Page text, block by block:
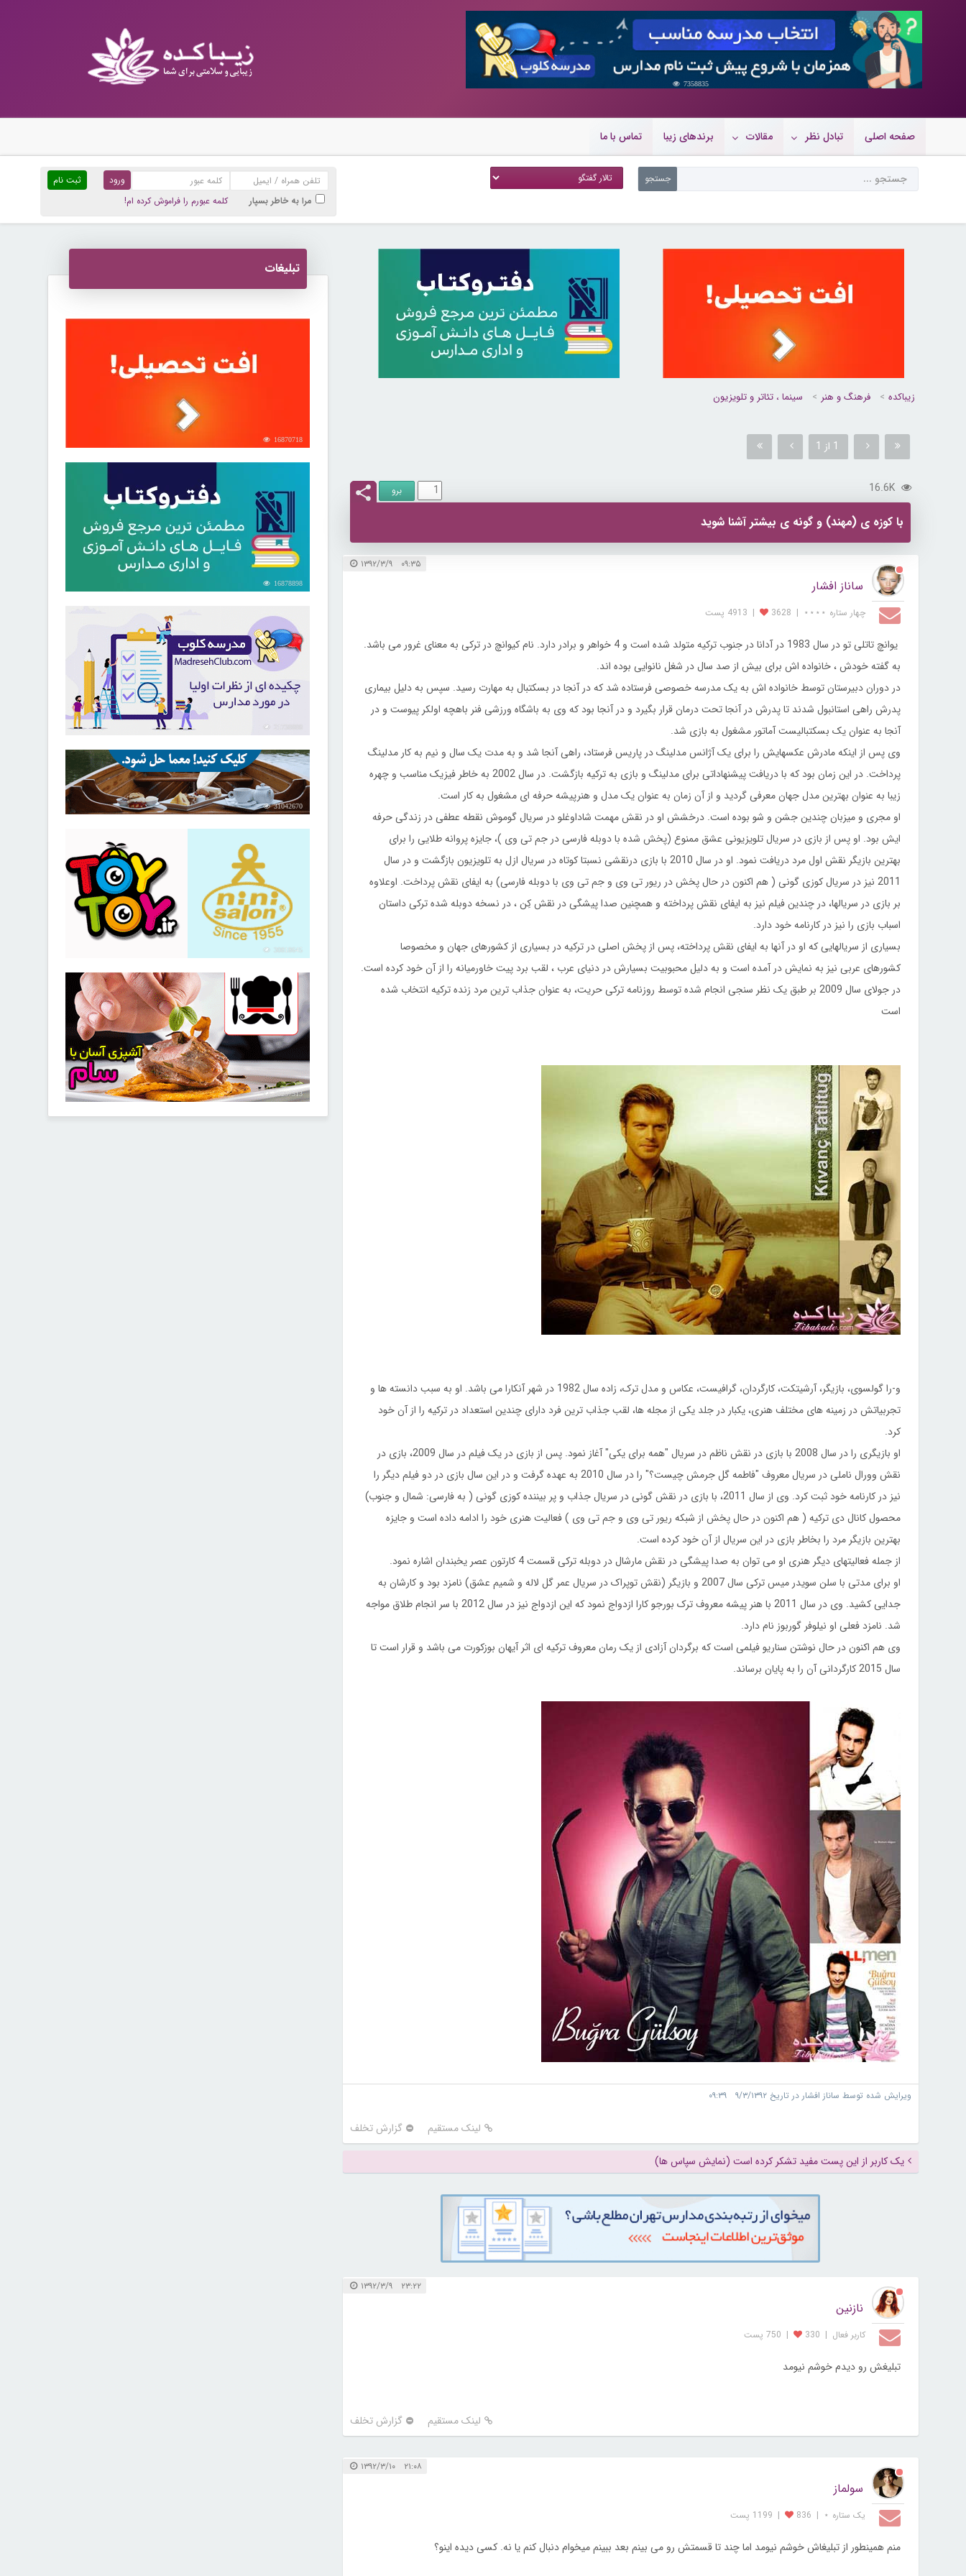
7358835
صفحه اصلی تبادل نظر مقالات برندهای زیبا تماس با ما
ثبت نام
مرا به خاطر بسپار
کلمه عبورم را فراموش کرده ام!
زیباکده فرهنگ و هنر سینما ، تئاتر و تلویزیون
1 از 1
16.6K
با کوزه ی (مهند) و گونه ی بیشتر آشنا شوید
۰۹:۳۵ ۱۳۹۲/۳/۹
ساناز افشار
چهار ستاره ⋆⋆⋆⋆ |
3628
| 4913 پست
یوانچ تاتلی تو در سال 1983 در آدانا در جنوب ترکیه متولد شده است و 4 خواهر و برادر دارد. نام کیوانچ در ترکی به معنای غرور می باشد.
به گفته خودش ، خانواده اش برای بیش از صد سال در شغل نانوایی بوده اند.
در دوران دبیرستان توسط خانواده اش به یک مدرسه خصوصی فرستاده شد که در آنجا در بسکتبال به مهارت رسید. سپس به دلیل بیماری
پدرش راهی استانبول شدند تا پدرش در آنجا تحت درمان قرار بگیرد و در آنجا بود که وی به باشگاه ورزشی فنر باهچه اولکر پیوست و در
آنجا به عنوان یک بسکتبالیست آماتور مشغول به بازی شد.
وی پس از اینکه مادرش عکسهایش را برای یک آژانس مدلینگ در پاریس فرستاد، راهی آنجا شد و به مدت یک سال و نیم به کار مدلینگ
پرداخت. در این زمان بود که با دریافت پیشنهاداتی برای مدلینگ و بازی به ترکیه بازگشت. در سال 2002 به خاطر فیزیک مناسب و چهره
زیبا به عنوان بهترین مدل جهان معرفی گردید و از آن زمان به عنوان یک مدل و هنرپیشه حرفه ای مشغول به کار است.
او مجری و میزبان چندین جشن و شو بوده است. درخشش او در نقش مهمت شاداوغلو در سریال گوموش نقطه عطفی در زندگی حرفه
ایش بود. او پس از بازی در سریال تلویزیونی عشق ممنوع (پخش شده با دوبله فارسی در جم تی وی )، جایزه پروانه طلایی را برای
بهترین بازیگر نقش اول مرد دریافت نمود. او در سال 2010 با بازی درنقشی نسبتا کوتاه در سریال ازل به تلویزیون بازگشت و در سال
2011 نیز در سریال کوزی گونی ( هم اکنون در حال پخش در ریور تی وی و جم تی وی با دوبله فارسی) به ایفای نقش پرداخت. اوعلاوه
بر بازی در سریالها، در چندین فیلم نیز به ایفای نقش پرداخته و همچنین صدا پیشگی در نقش کِن ، در نسخه دوبله شده ترکی داستان
اسباب بازی را نیز در کارنامه خود دارد.
بسیاری از سریالهایی که او در آنها به ایفای نقش پرداخته، پس از پخش اصلی در ترکیه در بسیاری از کشورهای جهان و مخصوصا
کشورهای عربی نیز به نمایش در آمده است و به دلیل محبوبیت بسیارش در دنیای عرب ، لقب برد پیت خاورمیانه را از آن خود کرده است.
در جولای سال 2009 بر طبق یک نظر سنجی انجام شده توسط روزنامه ترکی حریت، به عنوان جذاب ترین مرد زنده ترکیه انتخاب شده
است
و-را گولسوی، بازیگر، آرشیتکت، کارگردان، گرافیست، عکاس و مدل ترک، زاده سال 1982 در شهر آنکارا می باشد. او به سبب دانسته ها و
تجربیاتش در زمینه های مختلف هنری، یکبار در جلد یکی از مجله ها، لقب جذاب ترین فرد دارای چندین استعداد در ترکیه را از آن خود
کرد.
او بازیگری را در سال 2008 با بازی در نقش ناظم در سریال "همه برای یکی" آغاز نمود. پس از بازی در یک فیلم در سال 2009، بازی در
نقش وورال ناملی در سریال معروف "فاطمه گل جرمش چیست؟" را در سال 2010 به عهده گرفت و در این سال بازی در دو فیلم دیگر را
نیز در کارنامه خود ثبت کرد. وی از سال 2011، با بازی در نقش گونی در سریال جذاب و پر بیننده کوزی گونی ( به فارسی: شمال و جنوب)
محصول کانال دی ترکیه ( هم اکنون در حال پخش از شبکه ریور تی وی و جم تی وی ) فعالیت هنری خود را ادامه داده است و جایزه
بهترین بازیگر مرد را بخاطر بازی در این سریال از آن خود کرده است.
از جمله فعالیتهای دیگر هنری او می توان به صدا پیشگی در نقش مارشال در دوبله ترکی قسمت 4 کارتون عصر یخبندان اشاره نمود.
او برای مدتی با سلن سویدر میس ترکی سال 2007 و بازیگر (نقش توپراک در سریال عمر گل لاله و شمیم عشق) نامزد بود و کارشان به
جدایی کشید. وی در سال 2011 با هنر پیشه معروف ترک بورجو کارا ازدواج نمود که این ازدواج نیز در سال 2012 با سر انجام طلاق مواجه
شد. نامزد فعلی او نیلوفر گوربوز نام دارد.
وی هم اکنون در حال نوشتن سناریو فیلمی است که برگردان آزادی از یک رمان معروف ترکیه ای اثر آیهان بوزکورت می باشد و قرار است تا
سال 2015 کارگردانی آن را به پایان برساند.
ویرایش شده توسط ساناز افشار در تاریخ ۹/۳/۱۳۹۲ ۰۹:۳۹
لینک مستقیم گزارش تخلف
یک کاربر از این پست مفید تشکر کرده است (نمایش سپاس ها)
۲۳:۲۲ ۱۳۹۲/۳/۹
نازنین
کاربر فعال |
330
| 750 پست
تبلیغش رو دیدم خوشم نیومد
لینک مستقیم گزارش تخلف
۲۱:۰۸ ۱۳۹۲/۳/۱۰
سولماز
یک ستاره ⋆ |
836
| 1199 پست
منم همینطور از تبلیغاش خوشم نیومد اما چند تا قسمتش رو می بینم بعد ببینم میخوام دنبال کنم یا نه. کسی دیده اینو؟
تبلیغات
16870718
16878898
31042670
30818645
30257513